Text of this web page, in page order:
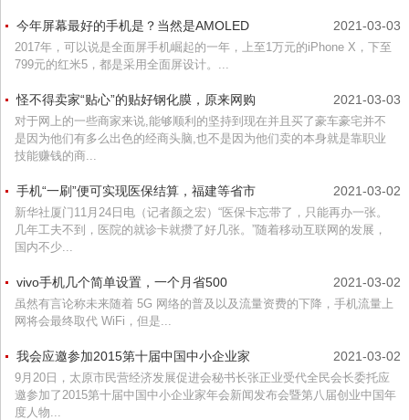
2021-03-03
今年屏幕最好的手机是？当然是AMOLED
2017年，可以说是全面屏手机崛起的一年，上至1万元的iPhone X，下至
799元的红米5，都是采用全面屏设计。...
2021-03-03
怪不得卖家“贴心”的贴好钢化膜，原来网购
对于网上的一些商家来说,能够顺利的坚持到现在并且买了豪车豪宅并不
是因为他们有多么出色的经商头脑,也不是因为他们卖的本身就是靠职业
技能赚钱的商...
2021-03-02
手机“一刷”便可实现医保结算，福建等省市
新华社厦门11月24日电（记者颜之宏）“医保卡忘带了，只能再办一张。
几年工夫不到，医院的就诊卡就攒了好几张。”随着移动互联网的发展，
国内不少...
2021-03-02
vivo手机几个简单设置，一个月省500
虽然有言论称未来随着 5G 网络的普及以及流量资费的下降，手机流量上
网将会最终取代 WiFi，但是...
2021-03-02
我会应邀参加2015第十届中国中小企业家
9月20日，太原市民营经济发展促进会秘书长张正业受代全民会长委托应
邀参加了2015第十届中国中小企业家年会新闻发布会暨第八届创业中国年
度人物...